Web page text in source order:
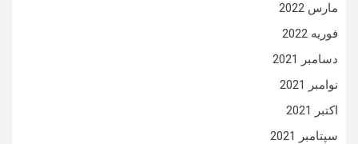
مارس 2022
فوریه 2022
دسامبر 2021
نوامبر 2021
اکتبر 2021
سپتامبر 2021